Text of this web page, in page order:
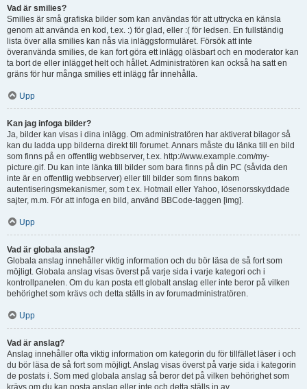
Vad är smilies?
Smilies är små grafiska bilder som kan användas för att uttrycka en känsla
genom att använda en kod, t.ex. :) för glad, eller :( för ledsen. En fullständig
lista över alla smilies kan nås via inläggsformuläret. Försök att inte
överanvända smilies, de kan fort göra ett inlägg oläsbart och en moderator kan
ta bort de eller inlägget helt och hållet. Administratören kan också ha satt en
gräns för hur många smilies ett inlägg får innehålla.
Upp
Kan jag infoga bilder?
Ja, bilder kan visas i dina inlägg. Om administratören har aktiverat bilagor så
kan du ladda upp bilderna direkt till forumet. Annars måste du länka till en bild
som finns på en offentlig webbserver, t.ex. http://www.example.com/my-
picture.gif. Du kan inte länka till bilder som bara finns på din PC (såvida den
inte är en offentlig webbserver) eller till bilder som finns bakom
autentiseringsmekanismer, som t.ex. Hotmail eller Yahoo, lösenorsskyddade
sajter, m.m. För att infoga en bild, använd BBCode-taggen [img].
Upp
Vad är globala anslag?
Globala anslag innehåller viktig information och du bör läsa de så fort som
möjligt. Globala anslag visas överst på varje sida i varje kategori och i
kontrollpanelen. Om du kan posta ett globalt anslag eller inte beror på vilken
behörighet som krävs och detta ställs in av forumadministratören.
Upp
Vad är anslag?
Anslag innehåller ofta viktig information om kategorin du för tillfället läser i och
du bör läsa de så fort som möjligt. Anslag visas överst på varje sida i kategorin
de postats i. Som med globala anslag så beror det på vilken behörighet som
krävs om du kan posta anslag eller inte och detta ställs in av